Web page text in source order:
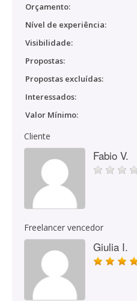
Orçamento:
Nível de experiência:
Visibilidade:
Propostas:
Propostas excluídas:
Interessados:
Valor Mínimo:
Cliente
Fabio V.
Freelancer vencedor
Giulia I.